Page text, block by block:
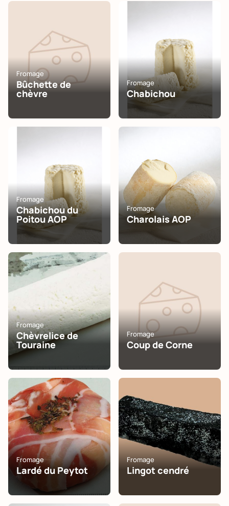
Fromage
Bûchette de
chèvre
Fromage
Chabichou
Fromage
Chabichou du
Poitou AOP
Fromage
Charolais AOP
Fromage
Chèvrelice de
Touraine
Fromage
Coup de Corne
Fromage
Lardé du Peytot
Fromage
Lingot cendré